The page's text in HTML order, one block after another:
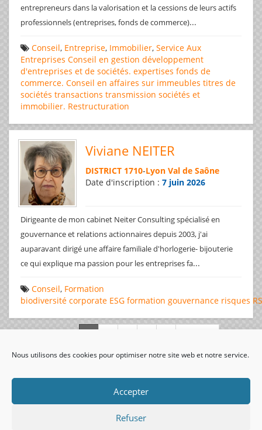
Nous utilisons des cookies pour optimiser notre site web et notre service.
Accepter
Refuser
entrepreneurs dans la valorisation et la cessions de leurs actifs
professionnels (entreprises, fonds de commerce)...
Conseil, Entreprise, Immobilier, Service Aux
Entreprises Conseil en gestion développement
d'entreprises et de sociétés. expertises fonds de
commerce. Conseil en affaires sur immeubles titres de
sociétés transactions transmission sociétés et
immobilier. Restructuration
Viviane NEITER
DISTRICT 1710-Lyon Val de Saône
Date d'inscription : 7 juin 2026
Dirigeante de mon cabinet Neiter Consulting spécialisé en
gouvernance et relations actionnaires depuis 2003, j'ai
auparavant dirigé une affaire familiale d'horlogerie- bijouterie
ce qui explique ma passion pour les entreprises fa...
Conseil, Formation
biodiversité corporate ESG formation gouvernance risques
visiteurs uniques: